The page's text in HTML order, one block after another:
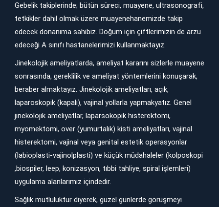
Gebelik takiplerinde; bütün süreci, muayene, ultrasonografi,
tetkikler dahil olmak üzere muayenehanemizde takip
edecek donanıma sahibiz. Doğum için çiftlerimizin de arzu
edeceği A sınıfı hastanelerimizi kullanmaktayız.
Jinekolojik ameliyatlarda, ameliyat kararını sizlerle muayene
sonrasında, gereklilik ve ameliyat yöntemlerini konuşarak,
beraber almaktayız. Jinekolojik ameliyatları, açık,
laparoskopik (kapalı), vajinal yollarla yapmakyatız. Genel
jinekolojik ameliyatlar, laparsokopik histerektomi,
myomektomi, over (yumurtalık) kisti ameliyatları, vajinal
histerektomi, vajinal veya genital estetik operasyonlar
(labioplasti-vajinolplasti) ve küçük müdahaleler (kolposkopi
,biospiler, leep, konizasyon, tıbbi tahliye, spiral işlemleri)
uygulama alanlarımız içindedir.
Sağlık mutluluktur diyerek, güzel günlerde görüşmeyi